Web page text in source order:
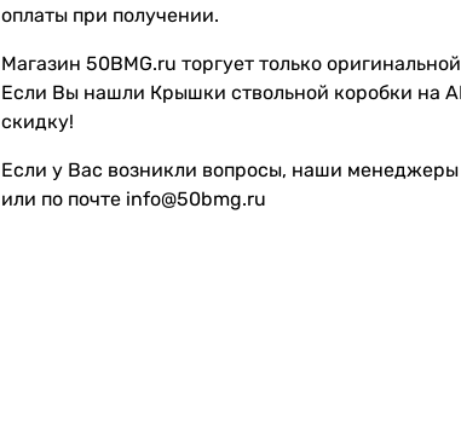
оплаты при получении.
Магазин 50BMG.ru торгует только
Если Вы нашли Крышки ствольной коробки на
скидку!
Если у Вас возникли вопросы, наши
или по почте info@50bmg.ru